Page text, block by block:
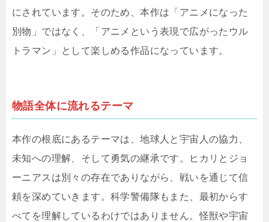
にされています。そのため、本作は「アニメになった
別物」ではなく、「アニメという表現で広がったウル
トラマン」として楽しめる作品になっています。
物語全体に流れるテーマ
本作の根底にあるテーマは、地球人と宇宙人の協力、
未知への理解、そして勇気の継承です。ヒカリとジョ
ーニアスは別々の存在でありながら、戦いを通じて信
頼を深めていきます。科学警備隊もまた、最初からす
べてを理解しているわけではありません。怪獣や宇宙